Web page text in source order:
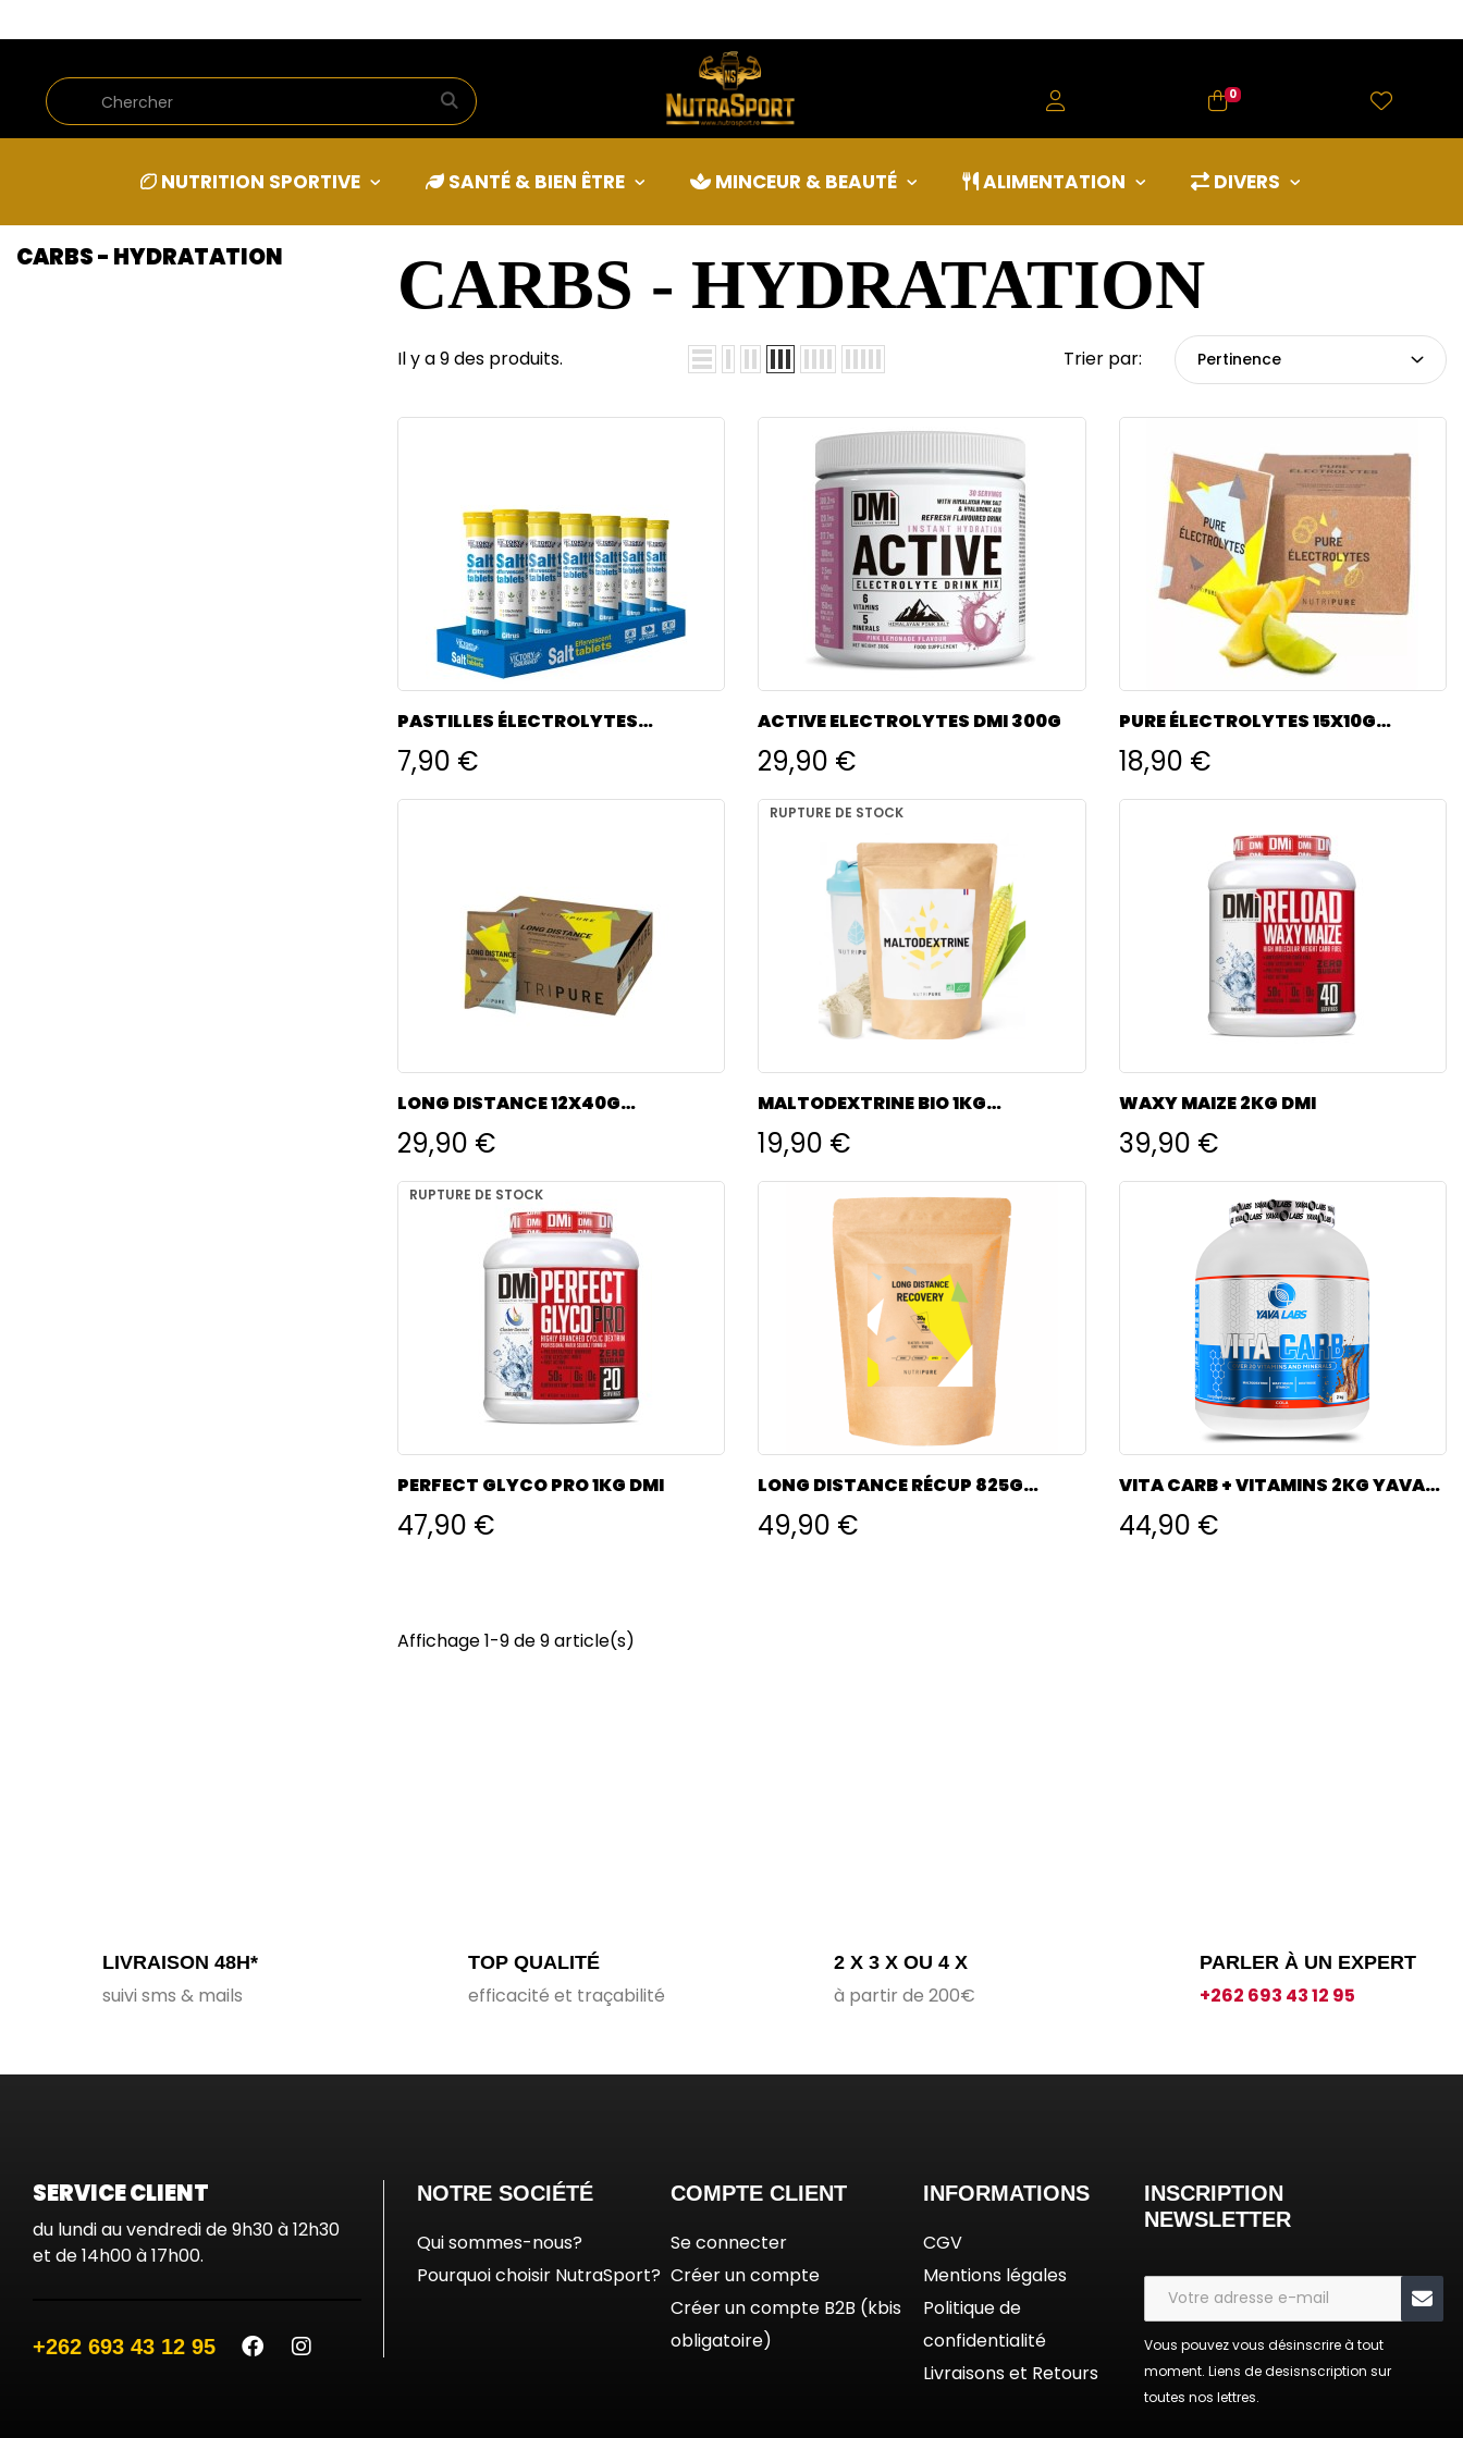
0
NUTRITION SPORTIVE SANTÉ & BIEN ÊTRE MINCEUR & BEAUTÉ ALIMENTATION DIVERS
CARBS - HYDRATATION CARBS - HYDRATATION
Il y a 9 des produits. Trier par: Pertinence
PASTILLES ÉLECTROLYTES
7,90 €
ACTIVE ELECTROLYTES DMI 300G
29,90 €
PURE ÉLECTROLYTES 15X10G
18,90 €
LONG DISTANCE 12X40G
29,90 €
RUPTURE DE STOCK
MALTODEXTRINE BIO 1KG
19,90 €
WAXY MAIZE 2KG DMI
39,90 €
RUPTURE DE STOCK
PERFECT GLYCO PRO 1KG DMI
47,90 €
LONG DISTANCE RÉCUP 825G
49,90 €
VITA CARB + VITAMINS 2KG YAVA
44,90 €
Affichage 1-9 de 9 article(s)
LIVRAISON 48H*
suivi sms & mails
TOP QUALITÉ
efficacité et traçabilité
2 X 3 X OU 4 X
à partir de 200€
PARLER À UN EXPERT
+262 693 43 12 95
SERVICE CLIENT
du lundi au vendredi de 9h30 à 12h30
et de 14h00 à 17h00.
+262 693 43 12 95
NOTRE SOCIÉTÉ
Qui sommes-nous?
Pourquoi choisir NutraSport?
COMPTE CLIENT
Se connecter
Créer un compte
Créer un compte B2B (kbis
obligatoire)
INFORMATIONS
CGV
Mentions légales
Politique de
confidentialité
Livraisons et Retours
INSCRIPTION
NEWSLETTER
Vous pouvez vous désinscrire à tout
moment. Liens de desisnscription sur
toutes nos lettres.